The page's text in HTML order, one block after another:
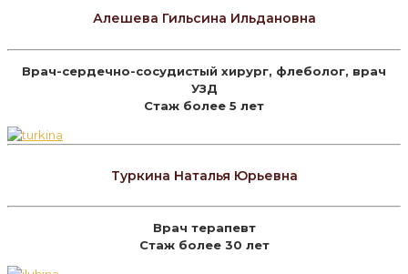
Алешева Гильсина Ильдановна
Врач-сердечно-сосудистый хирург, флеболог, врач
УЗД
Стаж более 5 лет
Туркина Наталья Юрьевна
Врач терапевт
Стаж более 30 лет